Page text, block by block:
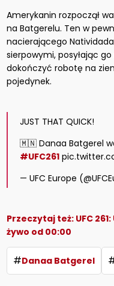
Amerykanin rozpoczął
na Batgerelu. Ten w
nacierającego
sierpowymi, posyłając go
dokończyć robotę na
pojedynek.
JUST THAT QUICK!
🇲🇳 Danaa Batgerel
#UFC261
— UFC Europe
Przeczytaj też: UFC
żywo od 00:00
#Danaa Batgerel